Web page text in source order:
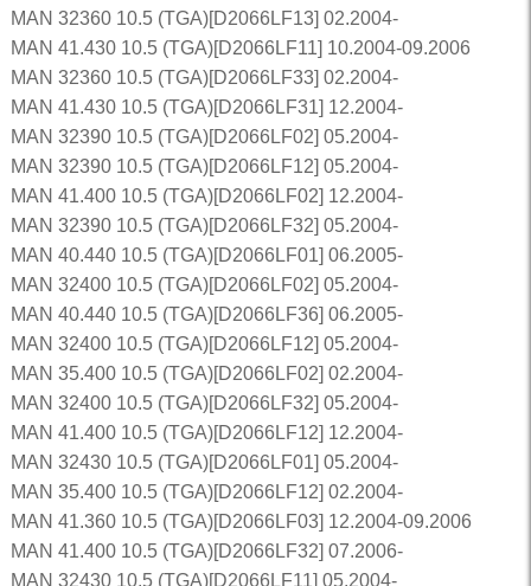
MAN 32360 10.5 (TGA)[D2066LF13] 02.2004-
MAN 41.430 10.5 (TGA)[D2066LF11] 10.2004-09.2006
MAN 32360 10.5 (TGA)[D2066LF33] 02.2004-
MAN 41.430 10.5 (TGA)[D2066LF31] 12.2004-
MAN 32390 10.5 (TGA)[D2066LF02] 05.2004-
MAN 32390 10.5 (TGA)[D2066LF12] 05.2004-
MAN 41.400 10.5 (TGA)[D2066LF02] 12.2004-
MAN 32390 10.5 (TGA)[D2066LF32] 05.2004-
MAN 40.440 10.5 (TGA)[D2066LF01] 06.2005-
MAN 32400 10.5 (TGA)[D2066LF02] 05.2004-
MAN 40.440 10.5 (TGA)[D2066LF36] 06.2005-
MAN 32400 10.5 (TGA)[D2066LF12] 05.2004-
MAN 35.400 10.5 (TGA)[D2066LF02] 02.2004-
MAN 32400 10.5 (TGA)[D2066LF32] 05.2004-
MAN 41.400 10.5 (TGA)[D2066LF12] 12.2004-
MAN 32430 10.5 (TGA)[D2066LF01] 05.2004-
MAN 35.400 10.5 (TGA)[D2066LF12] 02.2004-
MAN 41.360 10.5 (TGA)[D2066LF03] 12.2004-09.2006
MAN 41.400 10.5 (TGA)[D2066LF32] 07.2006-
MAN 32430 10.5 (TGA)[D2066LF11] 05.2004-